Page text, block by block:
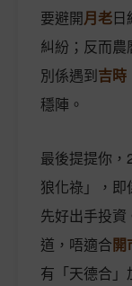
要避開月老
糾紛；反而
別係遇到吉時
穩陣。
最後提提你，
狼化祿」，
先好出手投資
道，唔適合開
有「天德合」